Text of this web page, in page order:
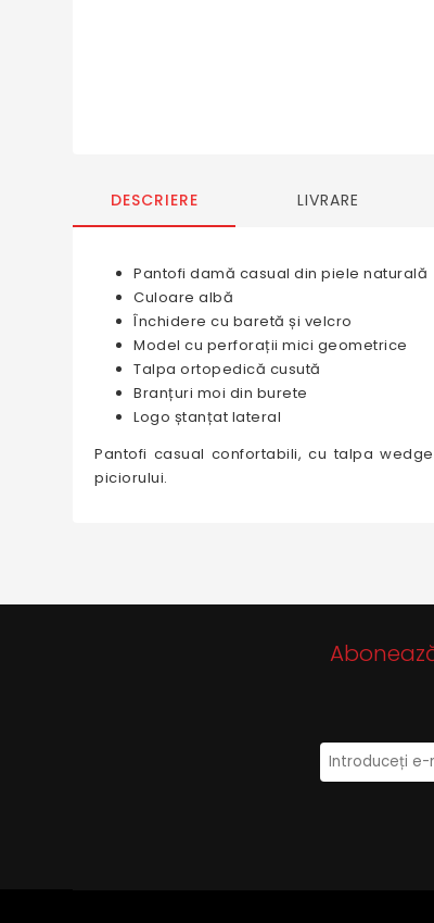
DESCRIERE LIVRARE
Pantofi damă casual din piele naturală
Culoare albă
Închidere cu baretă și velcro
Model cu perforații mici geometrice
Talpa ortopedică cusută
Branțuri moi din burete
Logo ștanțat lateral
Pantofi casual confortabili, cu talpa
piciorului.